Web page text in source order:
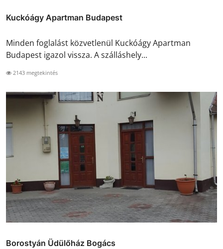
Kuckóágy Apartman Budapest
Minden foglalást közvetlenül Kuckóágy Apartman
Budapest igazol vissza. A szálláshely...
2143 megtekintés
Borostyán Üdülőház Bogács